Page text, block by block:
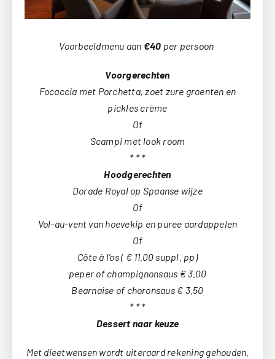
Voorbeeldmenu aan €40 per persoon
Voorgerechten
Focaccia met Porchetta, zoet zure groenten en
pickles crème
Of
Scampi met look room
* * *
Hoodgerechten
Dorade Royal op Spaanse wijze
Of
Vol-au-vent van hoevekip en puree aardappelen
Of
Côte à l’os ( € 11.00 suppl. pp)
peper of champignonsaus € 3.00
Bearnaise of choronsaus € 3.50
* * *
Dessert naar keuze
Met dieetwensen wordt uiteraard rekening gehouden.